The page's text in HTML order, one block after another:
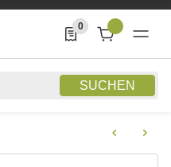
SUCHEN
0
0 Produkte in der